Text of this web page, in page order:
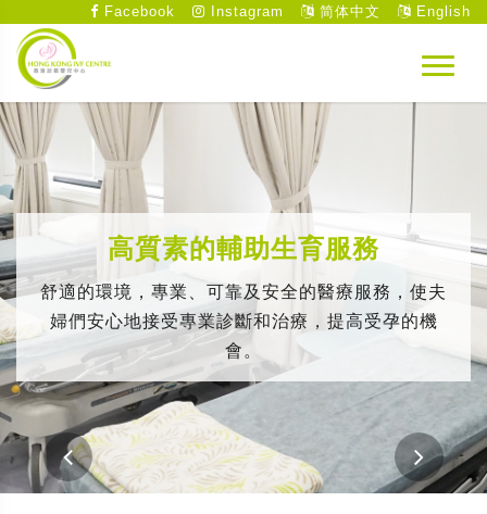
Facebook Instagram 简体中文 English
高質素的輔助生育服務
舒適的環境，專業、可靠及安全的醫療服務，使夫
婦們安心地接受專業診斷和治療，提高受孕的機
會。